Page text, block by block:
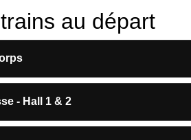
au départ
- Hall 1 & 2